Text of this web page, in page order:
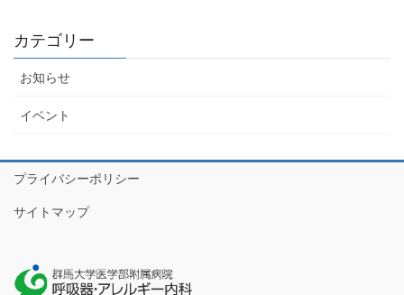
カテゴリー
お知らせ
イベント
プライバシーポリシー
サイトマップ